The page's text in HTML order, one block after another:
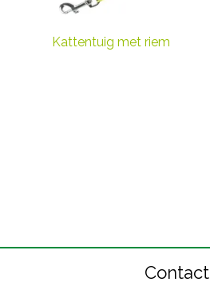
Kattentuig met riem
Contact